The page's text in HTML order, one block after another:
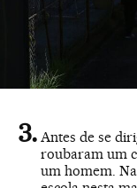
Antes de se
roubaram um
um homem.